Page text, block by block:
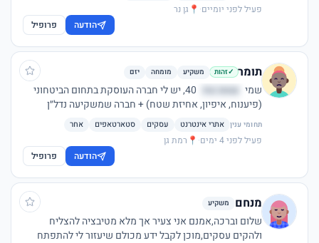
פעיל לפני יומיים·
📍 גן נר
הודעה
פרופיל
תומר ✓זהות משקיע מומחה יזם
שמי שטונ טח
40, יש לי חברה העוסקת בתחום הביטחוני
(פיענוח, איפיון, אחיזת שטח) + חברה שמשקיעה נדל״ן
להתפתח ולהשקיע במיזמים בתחומים נוספים בעיקר כשותף
פעיל.
תחומי ענין אתרי אינטרנט עסקים סטארטאפים אחר
פעיל לפני 4 ימים ·
📍 רמת גן
הודעה
פרופיל
מנחם משקיע
שלום וברכה,אמנם אני צעיר אך מלא מטיבציה להצליח
ולהקים עסקים,מוכן לקבל ידע מכולם שיעזור לי להתפתח